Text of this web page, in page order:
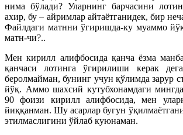
нима бўлади? Уларнинг барчасини
ахир, бу – айримлар айтаётганидек, бир
Файлдаги матнни ўгиришда-ку муаммо
матн-чи?..
Мен кирилл алифбосида қанча ёзма
қанчаси лотинга ўгирилиши керак
беролмайман, бунинг учун қўлимда зарур
йўқ. Аммо шахсий кутубхонамдаги
90 фоизи кирилл алифбосида, мен
йиққанман. Шу асарлар бугун
этилмаслигини ўйлаб куюнаман.